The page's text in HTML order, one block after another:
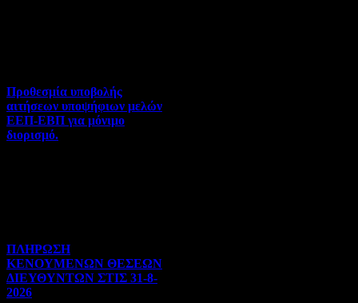
Προθεσμία υποβολής
αιτήσεων υποψήφιων μελών
ΕΕΠ-ΕΒΠ για μόνιμο
διορισμό.
ΠΛΗΡΩΣΗ
ΚΕΝΟΥΜΕΝΩΝ ΘΕΣΕΩΝ
ΔΙΕΥΘΥΝΤΩΝ ΣΤΙΣ 31-8-
2026